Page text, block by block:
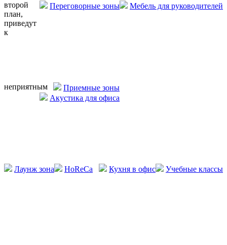
Мебель для руководителей
Переговорные зоны
Приемные зоны
Акустика для офиса
Учебные классы
Лаунж зона Кухня в офис
HoReCa
второй
план,
приведут
к
неприятным